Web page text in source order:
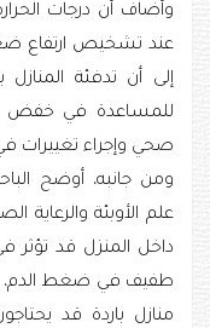
وأضاف أن درجات
عند تشخيص ارتفاع
إلى أن تدفئة
للمساعدة في خفض
صحي وإجراء تغييرات
ومن جانبه، أوضح
علم الأوبئة والرعاية
داخل المنزل قد تؤثر
طفيف في ضغط الدم،
منازل باردة قد